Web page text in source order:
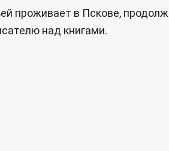
в Пскове,
над книгами.